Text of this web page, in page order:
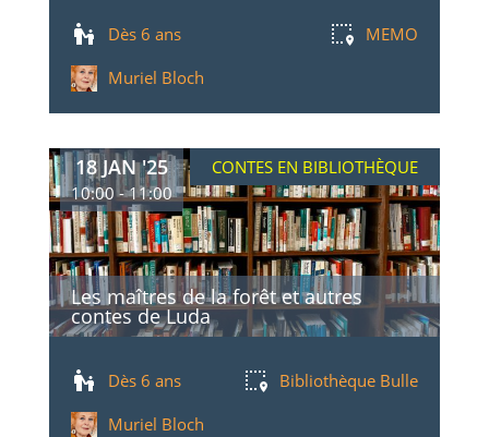
Dès 6 ans
MEMO
Muriel Bloch
Les maîtres de la forêt et autres
contes de Luda
18 JAN '25
10:00 - 11:00
CONTES EN BIBLIOTHÈQUE
Dès 6 ans
Bibliothèque Bulle
Muriel Bloch